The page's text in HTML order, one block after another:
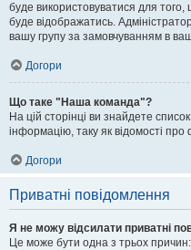
буде використовуватися для
буде відображатись.
вашу групу за замовчуванням в
Догори
Що таке "Наша команда"?
На цій сторінці ви знайдете
інформацію, таку як відомості
Догори
Приватні повідомлення
Я не можу відсилати приватні
Це може бути одна з трьох